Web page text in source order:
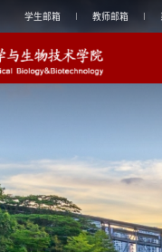
学生邮箱 教师邮箱